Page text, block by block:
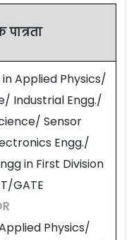
पात्रता
in Applied Physics/
Industrial Engg./
Sensor
Engg./
in First Division
GATE
Physics/